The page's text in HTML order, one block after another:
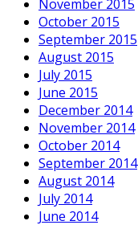
November 2015
October 2015
September 2015
August 2015
July 2015
June 2015
December 2014
November 2014
October 2014
September 2014
August 2014
July 2014
June 2014